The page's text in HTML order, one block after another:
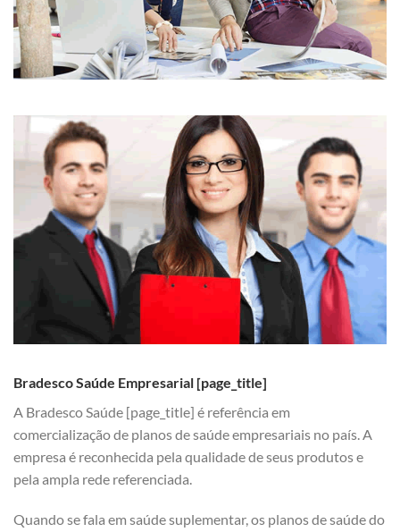
Bradesco Saúde Empresarial [page_title]
A Bradesco Saúde [page_title] é referência em
comercialização de planos de saúde empresariais no país. A
empresa é reconhecida pela qualidade de seus produtos e
pela ampla rede referenciada.
Quando se fala em saúde suplementar, os planos de saúde do